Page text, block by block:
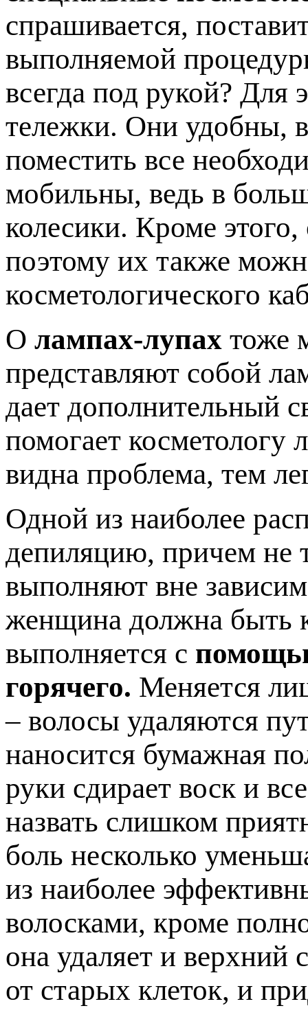
спрашивается,
выполняемой
всегда под рукой? Для
тележки. Они удобны,
поместить все
мобильны, ведь в
колесики. Кроме
поэтому их также
косметологического
О лампах-лупах тоже
представляют собой
дает дополнительный
помогает косметологу
видна проблема, тем
Одной из наиболее
депиляцию, причем не
выполняют вне
женщина должна быть
выполняется с
горячего. Меняется
– волосы удаляются
наносится бумажная
руки сдирает воск и
назвать слишком
боль несколько
из наиболее
волосками, кроме
она удаляет и верхний
от старых клеток, и